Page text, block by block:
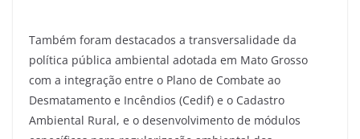
Também foram destacados a transversalidade da
política pública ambiental adotada em Mato Grosso
com a integração entre o Plano de Combate ao
Desmatamento e Incêndios (Cedif) e o Cadastro
Ambiental Rural, e o desenvolvimento de módulos